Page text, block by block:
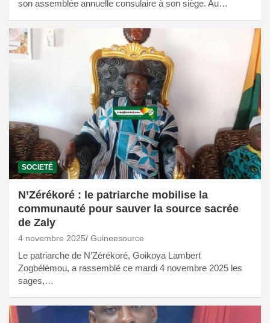
son assemblée annuelle consulaire à son siège. Au…
SOCIETÉ
N’Zérékoré : le patriarche mobilise la
communauté pour sauver la source sacrée
de Zaly
4 novembre 2025 Guineesource
Le patriarche de N’Zérékoré, Goikoya Lambert
Zogbélémou, a rassemblé ce mardi 4 novembre 2025 les
sages,…